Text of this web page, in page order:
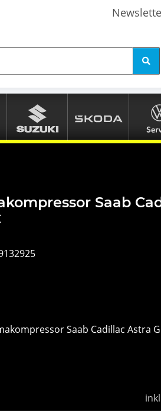
Saab
Saab Cadillac Astra